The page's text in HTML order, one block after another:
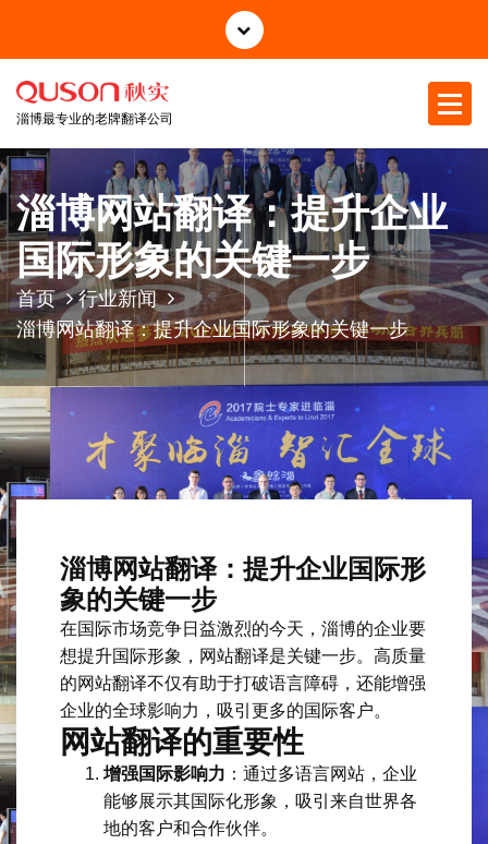
正
淄博最专业的老牌翻译公司
淄博网站翻译：提升企业
国际形象的关键一步
首页
行业新闻
淄博网站翻译：提升企业国际形象的关键一步
淄博网站翻译：提升企业国际形
象的关键一步
在国际市场竞争日益激烈的今天，淄博的企业要
想提升国际形象，网站翻译是关键一步。高质量
的网站翻译不仅有助于打破语言障碍，还能增强
企业的全球影响力，吸引更多的国际客户。
网站翻译的重要性
增强国际影响力 ：通过多语言网站，企业
能够展示其国际化形象，吸引来自世界各
地的客户和合作伙伴。